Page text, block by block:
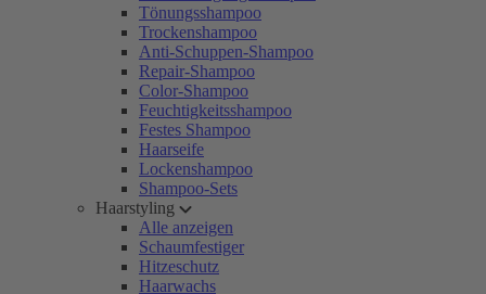
Tönungsshampoo
Trockenshampoo
Anti-Schuppen-Shampoo
Repair-Shampoo
Color-Shampoo
Feuchtigkeitsshampoo
Festes Shampoo
Haarseife
Lockenshampoo
Shampoo-Sets
Haarstyling
Alle anzeigen
Schaumfestiger
Hitzeschutz
Haarwachs